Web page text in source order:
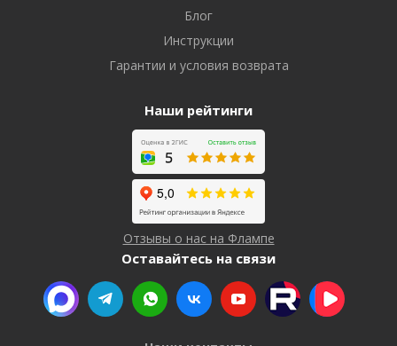
Блог
Инструкции
Гарантии и условия возврата
Наши рейтинги
Отзывы о нас на Флампе
Оставайтесь на связи